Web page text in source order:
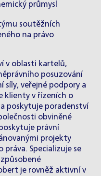
průmysl
soutěžních
na právo
v oblasti kartelů,
posuzování
síly, veřejné podpory a
klienty v řízeních o
poskytuje poradenství
obviněné
právní
projekty
Specializuje se
je rovněž aktivní v